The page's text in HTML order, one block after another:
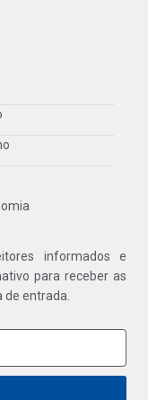
informados e
para receber as
entrada.